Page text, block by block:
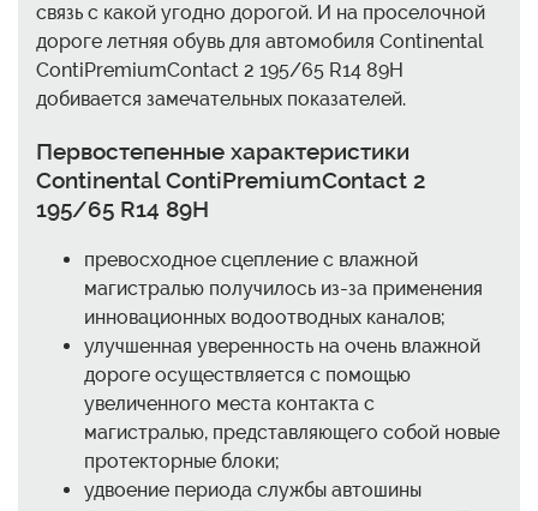
связь с какой угодно дорогой. И на проселочной
дороге летняя обувь для автомобиля Continental
ContiPremiumContact 2 195/65 R14 89H
добивается замечательных показателей.
Первостепенные характеристики
Continental ContiPremiumContact 2
195/65 R14 89H
превосходное сцепление с влажной
магистралью получилось из-за применения
инновационных водоотводных каналов;
улучшенная уверенность на очень влажной
дороге осуществляется с помощью
увеличенного места контакта с
магистралью, представляющего собой новые
протекторные блоки;
удвоение периода службы автошины